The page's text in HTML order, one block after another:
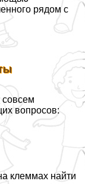
рядом с
совсем
вопросов:
клеммах найти